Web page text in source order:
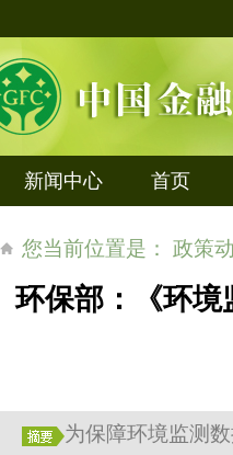
新闻中心 首页
您当前位置是： 政策
环保部：《环
为保障环境监测